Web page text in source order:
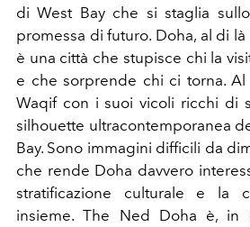
di West Bay che si staglia
promessa di futuro. Doha, al di
è una città che stupisce chi la
e che sorprende chi ci torna. Al
Waqif con i suoi vicoli ricchi di
silhouette ultracontemporanea
Bay. Sono immagini difficili da
che rende Doha davvero
stratificazione culturale e la
insieme. The Ned Doha è, in